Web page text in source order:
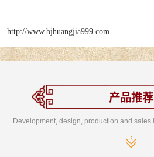
http://www.bjhuangjia999.com
产品推荐